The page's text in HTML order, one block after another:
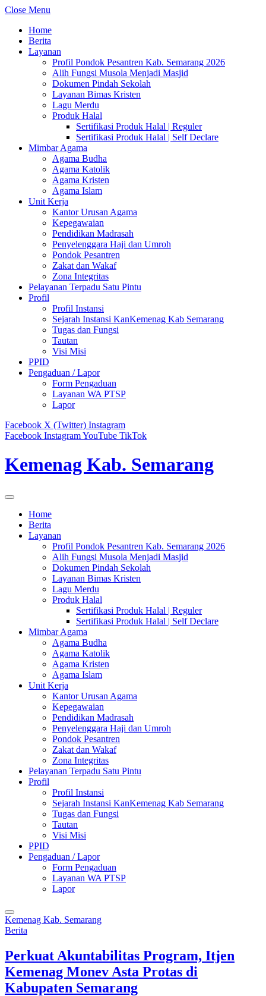
Close Menu
Home
Berita
Layanan
Profil Pondok Pesantren Kab. Semarang 2026
Alih Fungsi Musola Menjadi Masjid
Dokumen Pindah Sekolah
Layanan Bimas Kristen
Lagu Merdu
Produk Halal
Sertifikasi Produk Halal | Reguler
Sertifikasi Produk Halal | Self Declare
Mimbar Agama
Agama Budha
Agama Katolik
Agama Kristen
Agama Islam
Unit Kerja
Kantor Urusan Agama
Kepegawaian
Pendidikan Madrasah
Penyelenggara Haji dan Umroh
Pondok Pesantren
Zakat dan Wakaf
Zona Integritas
Pelayanan Terpadu Satu Pintu
Profil
Profil Instansi
Sejarah Instansi KanKemenag Kab Semarang
Tugas dan Fungsi
Tautan
Visi Misi
PPID
Pengaduan / Lapor
Form Pengaduan
Layanan WA PTSP
Lapor
Facebook X (Twitter) Instagram
Facebook InstagramYouTube TikTok
Kemenag Kab. Semarang
Home
Berita
Layanan
Profil Pondok Pesantren Kab. Semarang 2026
Alih Fungsi Musola Menjadi Masjid
Dokumen Pindah Sekolah
Layanan Bimas Kristen
Lagu Merdu
Produk Halal
Sertifikasi Produk Halal | Reguler
Sertifikasi Produk Halal | Self Declare
Mimbar Agama
Agama Budha
Agama Katolik
Agama Kristen
Agama Islam
Unit Kerja
Kantor Urusan Agama
Kepegawaian
Pendidikan Madrasah
Penyelenggara Haji dan Umroh
Pondok Pesantren
Zakat dan Wakaf
Zona Integritas
Pelayanan Terpadu Satu Pintu
Profil
Profil Instansi
Sejarah Instansi KanKemenag Kab Semarang
Tugas dan Fungsi
Tautan
Visi Misi
PPID
Pengaduan / Lapor
Form Pengaduan
Layanan WA PTSP
Lapor
Kemenag Kab. Semarang
Berita
Perkuat Akuntabilitas Program, Itjen
Kemenag Monev Asta Protas di
Kabupaten Semarang